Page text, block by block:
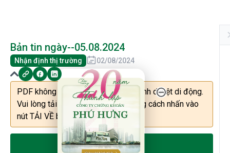
Bản tin ngày--05.08.2024
Nhận định thị trường 02/08/2024
PDF không thể được hiển thị trên trình duyệt di động.
Vui lòng tải file về máy để xem bằng cách nhấn vào
nút TẢI VỀ bên dưới.
TẢI VỀ
20 Năm Thành Lập - Công Ty Chứng Khoán Phú